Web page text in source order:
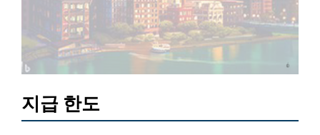
지급 한도